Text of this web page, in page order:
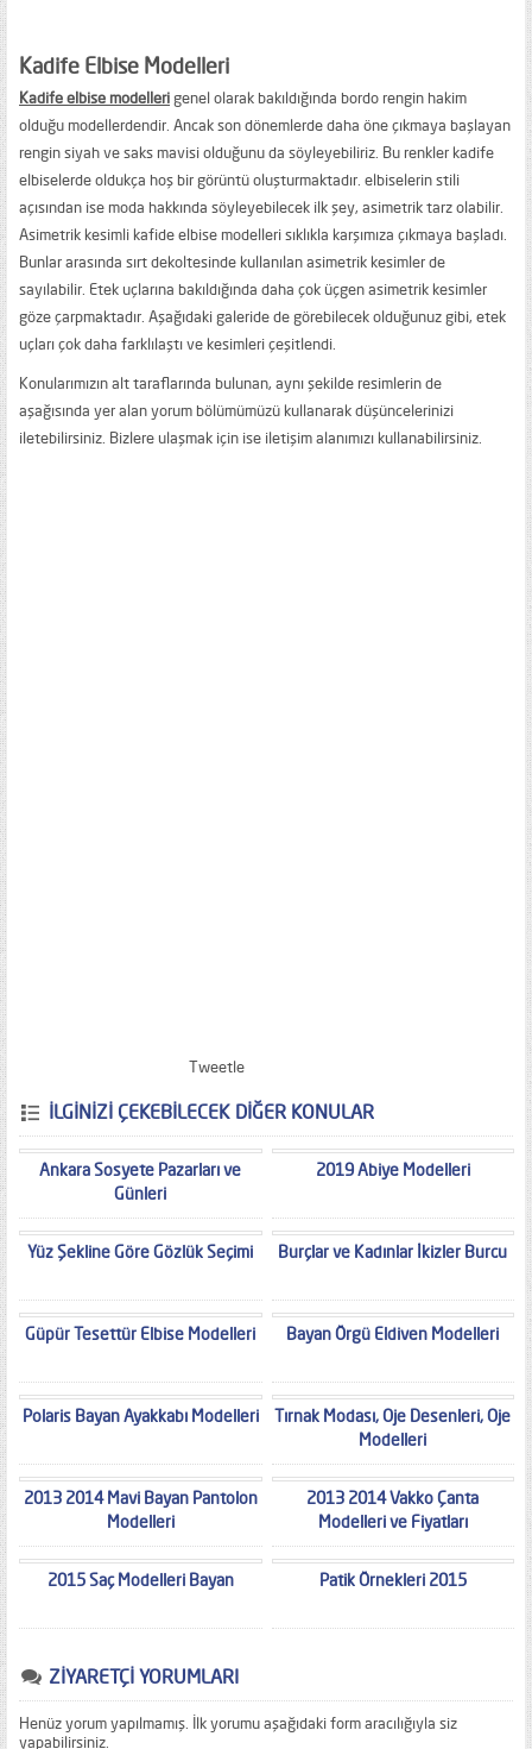
Kadife Elbise Modelleri
Kadife elbise modellerigenel olarak bakıldığında bordo rengin hakim
olduğu modellerdendir. Ancak son dönemlerde daha öne çıkmaya başlayan
rengin siyah ve saks mavisi olduğunu da söyleyebiliriz. Bu renkler kadife
elbiselerde oldukça hoş bir görüntü oluşturmaktadır. elbiselerin stili
açısından ise moda hakkında söyleyebilecek ilk şey, asimetrik tarz olabilir.
Asimetrik kesimli kafide elbise modelleri sıklıkla karşımıza çıkmaya başladı.
Bunlar arasında sırt dekoltesinde kullanılan asimetrik kesimler de
sayılabilir. Etek uçlarına bakıldığında daha çok üçgen asimetrik kesimler
göze çarpmaktadır. Aşağıdaki galeride de görebilecek olduğunuz gibi, etek
uçları çok daha farklılaştı ve kesimleri çeşitlendi.
Konularımızın alt taraflarında bulunan, aynı şekilde resimlerin de
aşağısında yer alan yorum bölümümüzü kullanarak düşüncelerinizi
iletebilirsiniz. Bizlere ulaşmak için ise iletişim alanımızı kullanabilirsiniz.
Tweetle
İLGİNİZİ ÇEKEBİLECEK DİĞER KONULAR
Ankara Sosyete Pazarları ve
Günleri
2019 Abiye Modelleri
Yüz Şekline Göre Gözlük Seçimi Burçlar ve Kadınlar İkizler Burcu
Güpür Tesettür Elbise Modelleri Bayan Örgü Eldiven Modelleri
Polaris Bayan Ayakkabı Modelleri
Tırnak Modası, Oje Desenleri, Oje
Modelleri
2013 2014 Mavi Bayan Pantolon
Modelleri
2013 2014 Vakko Çanta
Modelleri ve Fiyatları
2015 Saç Modelleri Bayan Patik Örnekleri 2015
ZİYARETÇİ YORUMLARI
Henüz yorum yapılmamış. İlk yorumu aşağıdaki form aracılığıyla siz
yapabilirsiniz.